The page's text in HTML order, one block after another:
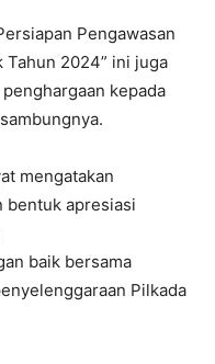
Pengawasan
Tahun 2024” ini juga
kepada
mengatakan
bentuk apresiasi
baik bersama
Pilkada